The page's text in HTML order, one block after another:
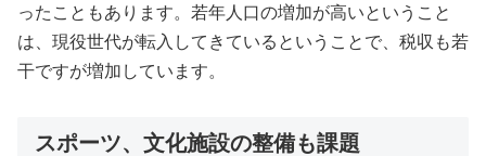
ったこともあります。若年人口の増加が高いということ
は、現役世代が転入してきているということで、税収も若
干ですが増加しています。
スポーツ、文化施設の整備も課題